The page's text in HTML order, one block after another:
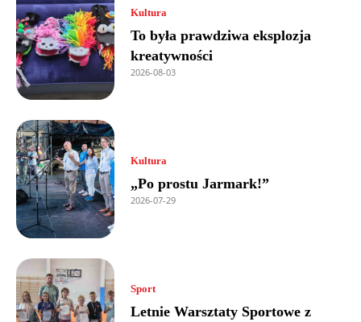
Kultura
To była prawdziwa eksplozja
kreatywności
2026-08-03
Kultura
„Po prostu Jarmark!”
2026-07-29
Sport
Letnie Warsztaty Sportowe z